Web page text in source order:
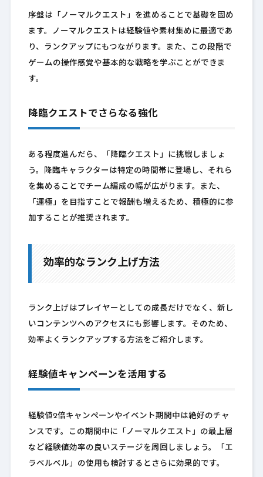
序盤は「ノーマルクエスト」を進めることで基礎を固め
ます。ノーマルクエストは経験値や素材集めに最適であ
り、ランクアップにもつながります。また、この段階で
ゲームの操作感覚や基本的な戦略を学ぶことができま
す。
降臨クエストでさらなる強化
ある程度進んだら、「降臨クエスト」に挑戦しましょ
う。降臨キャラクターは特定の時間帯に登場し、それら
を集めることでチーム編成の幅が広がります。また、
「運極」を目指すことで報酬も増えるため、積極的に参
加することが推奨されます。
効率的なランク上げ方法
ランク上げはプレイヤーとしての成長だけでなく、新し
いコンテンツへのアクセスにも影響します。そのため、
効率よくランクアップする方法をご紹介します。
経験値キャンペーンを活用する
経験値2倍キャンペーンやイベント期間中は絶好のチャ
ンスです。この期間中に「ノーマルクエスト」の最上層
など経験値効率の良いステージを周回しましょう。「エ
ラベルベル」の使用も検討するとさらに効果的です。